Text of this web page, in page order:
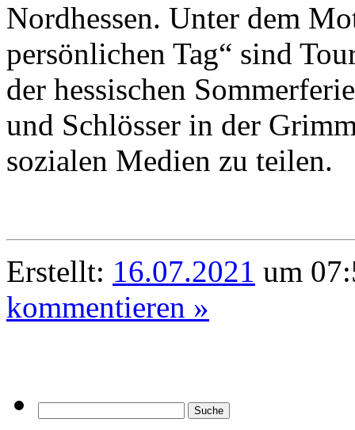
Nordhessen. Unter dem
persönlichen Tag“ sind
der hessischen
und Schlösser in der
sozialen Medien zu teilen.
Erstellt: 16.07.2021 um
kommentieren »